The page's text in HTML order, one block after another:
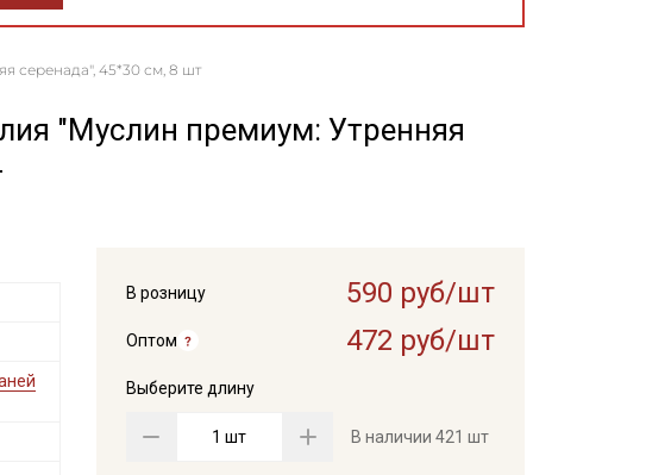
серенада", 45*30 см, 8 шт
"Муслин премиум: Утренняя
В розницу 590 руб/шт
Оптом 472 руб/шт
Выберите длину
шт В наличии 421 шт